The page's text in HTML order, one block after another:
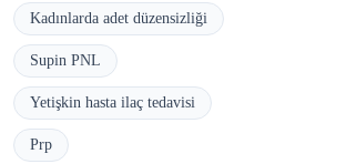
Kadınlarda adet düzensizliği
Supin PNL
Yetişkin hasta ilaç tedavisi
Prp